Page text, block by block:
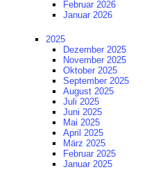
Februar 2026
Januar 2026
2025
Dezember 2025
November 2025
Oktober 2025
September 2025
August 2025
Juli 2025
Juni 2025
Mai 2025
April 2025
März 2025
Februar 2025
Januar 2025